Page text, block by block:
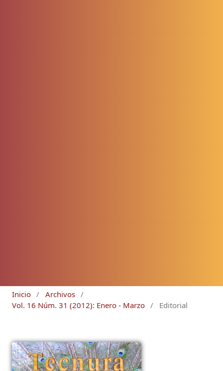
Inicio / Archivos /
Vol. 16 Núm. 31 (2012): Enero - Marzo / Editorial